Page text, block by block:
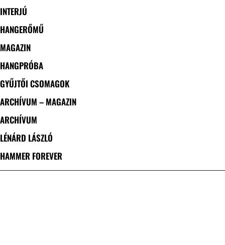
INTERJÚ
HANGERŐMŰ
MAGAZIN
HANGPRÓBA
GYŰJTŐI CSOMAGOK
ARCHÍVUM – MAGAZIN
ARCHÍVUM
LÉNÁRD LÁSZLÓ
HAMMER FOREVER